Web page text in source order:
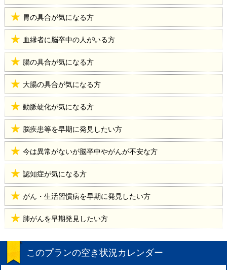
胃の具合が気になる方
血縁者に脳卒中の人がいる方
腸の具合が気になる方
大腸の具合が気になる方
動脈硬化が気になる方
脳疾患等を早期に発見したい方
今は異常がないが脳卒中やがんが不安な方
認知症が気になる方
がん・生活習慣病を早期に発見したい方
肺がんを早期発見したい方
このプランの空き状況カレンダー